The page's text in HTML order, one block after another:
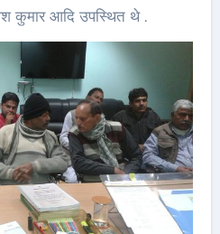
कुमार आदि उपस्थित थे .